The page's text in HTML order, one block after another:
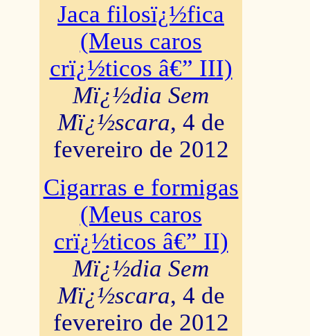
Jaca filosï¿½fica
(Meus caros
crï¿½ticos â€” III)
Mï¿½dia Sem
Mï¿½scara, 4 de
fevereiro de 2012
Cigarras e formigas
(Meus caros
crï¿½ticos â€” II)
Mï¿½dia Sem
Mï¿½scara, 4 de
fevereiro de 2012